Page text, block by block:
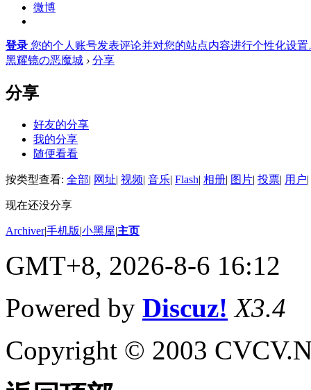
微博
登录 您的个人账号发表评论并对您的站点内容进行个性化设置
黑耀镜の恶魔城 › 分享
分享
好友的分享
我的分享
随便看看
按类型查看: 全部| 网址| 视频| 音乐| Flash| 相册| 图片| 投票| 用户|
现在还没分享
Archiver|手机版|小黑屋|主页
GMT+8, 2026-8-6 16:12
Powered by Discuz! X3.4
Copyright © 2003